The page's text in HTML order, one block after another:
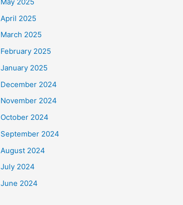
April 2025
March 2025
February 2025
January 2025
December 2024
November 2024
October 2024
September 2024
August 2024
July 2024
June 2024